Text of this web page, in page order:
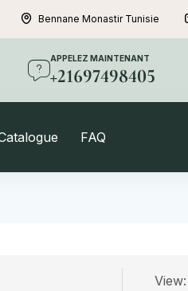
Bennane Monastir Tunisie
APPELEZ MAINTENANT
+21697498405
FAQ
View: